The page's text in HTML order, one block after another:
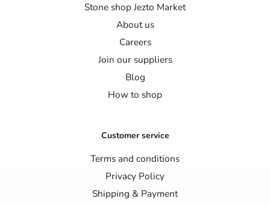
Stone shop Jezto Market
About us
Careers
Join our suppliers
Blog
How to shop
Customer service
Terms and conditions
Privacy Policy
Shipping & Payment